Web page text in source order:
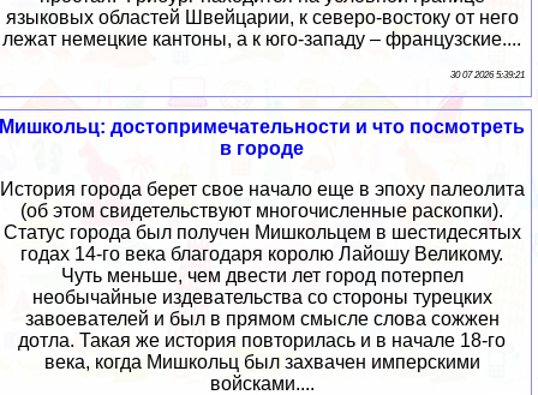
языковых областей Швейцарии, к северо-востоку от него
лежат немецкие кантоны, а к юго-западу – французские....
30 07 2026 5:39:21
Мишкольц: достопримечательности и что посмотреть
в городе
История города берет свое начало еще в эпоху палеолита
(об этом свидетельствуют многочисленные раскопки).
Статус города был получен Мишкольцем в шестидесятых
годах 14-го века благодаря королю Лайошу Великому.
Чуть меньше, чем двести лет город потерпел
необычайные издевательства со стороны турецких
завоевателей и был в прямом смысле слова сожжен
дотла. Такая же история повторилась и в начале 18-го
века, когда Мишкольц был захвачен имперскими
войсками....